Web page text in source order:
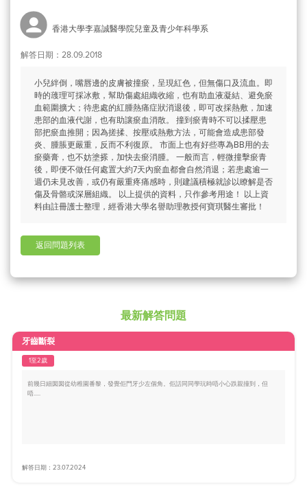
香港大學李嘉誠醫學院兒童及青少年科學系
解答日期：28.09.2018
小兒絆倒，嘴唇邊的皮膚被撞瘀，呈現紅色，但無傷口及流血。即
時的䕶理可採冰敷，幫助傷處組織收縮，也有助血液凝結、避免瘀
血範圍擴大；待患處的紅腫熱痛症狀消退後，即可改採熱敷，加速
患部的血液代謝，也有助讓瘀血消散。 撞到瘀青時不可以揉壓患
部把瘀血推開；因為搓揉、按壓或熱敷方法，可能會造成患部發
炎、腫脹更嚴重，反而不利復原。 市面上也有好些專為BB用的去
瘀藥膏，也不妨塗搽，加快去瘀消腫。 一般而言，輕微撞擊瘀青
後，即便不做任何處置大約7天內瘀血都會自然消退；若患處逾一
週仍未見改善，或仍有嚴重疼痛感時，則建議積極就診以瞭解是否
傷及骨骼或深層組織。 以上提供的資料，只作參考用途！ 以上資
料由註冊護士整理，經香港大學名譽助理教授何寶琪醫生審批！
返回問題列表
最新解答問題
牙齒斷裂
1至2歲
前幾日細囡囡從幼稚園番黎，發覺佢門牙少左個角。佢話同同學玩時唔小心跌親撞到，但
唔.....
解答日期：23.07.2024